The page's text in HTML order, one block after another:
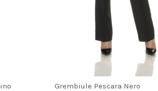
Grembiule Pescara Nero